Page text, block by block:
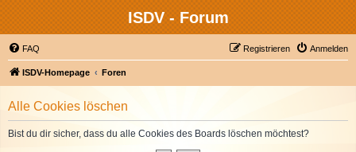
ISDV - Forum
FAQ Anmelden
Registrieren
ISDV-Homepage Foren
Alle Cookies löschen
Bist du dir sicher, dass du alle Cookies des Boards löschen möchtest?